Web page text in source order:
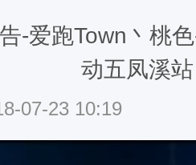
-爱跑Town丶桃
动五凤溪站
07-23 10:19